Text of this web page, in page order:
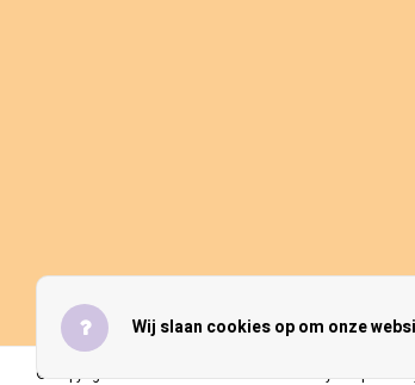
© Copyright 2026 Umber & Smoke - Theme by
Wij slaan cookies op om onze